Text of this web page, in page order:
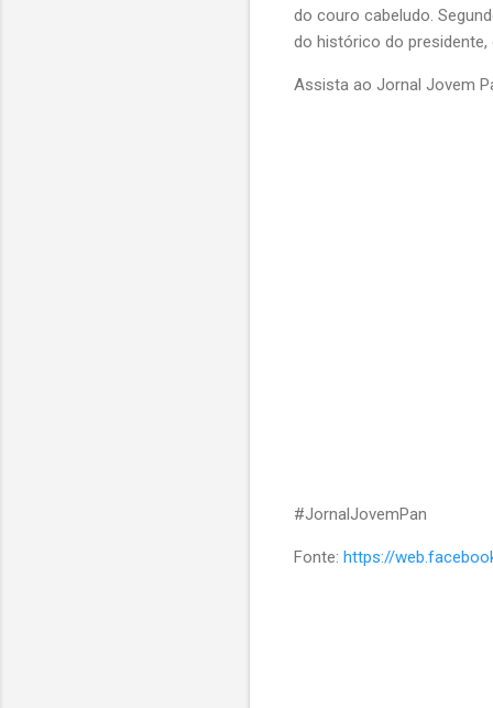
do couro cabeludo.
do histórico do presidente,
Assista ao Jornal Jovem
#JornalJovemPan
Fonte: https://